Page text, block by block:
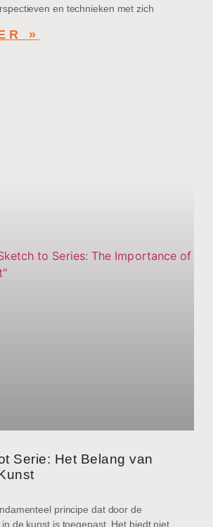
en technieken met zich
»
Serie: Het Belang van
principe dat door de
de kunst is toegepast. Het biedt niet